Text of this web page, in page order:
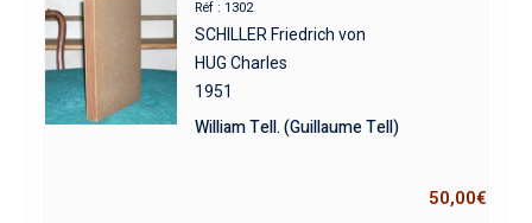
Réf : 1302
SCHILLER Friedrich von
HUG Charles
1951
William Tell. (Guillaume Tell)
50,00€